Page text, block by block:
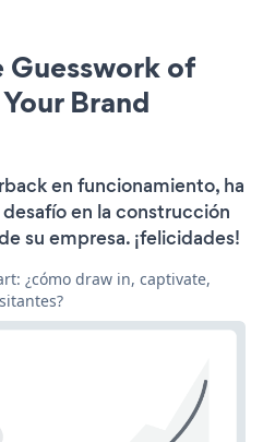
Guesswork of
Brand
en funcionamiento, ha
en la construcción
su empresa. ¡felicidades!
¿cómo draw in, captivate,